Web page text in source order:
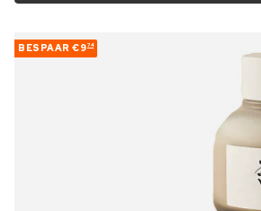
BESPAAR €974